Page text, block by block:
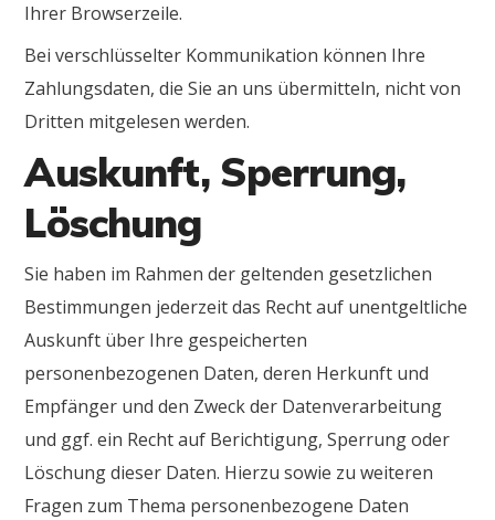
Ihrer Browserzeile.
Bei verschlüsselter Kommunikation können Ihre
Zahlungsdaten, die Sie an uns übermitteln, nicht von
Dritten mitgelesen werden.
Auskunft, Sperrung,
Löschung
Sie haben im Rahmen der geltenden gesetzlichen
Bestimmungen jederzeit das Recht auf unentgeltliche
Auskunft über Ihre gespeicherten
personenbezogenen Daten, deren Herkunft und
Empfänger und den Zweck der Datenverarbeitung
und ggf. ein Recht auf Berichtigung, Sperrung oder
Löschung dieser Daten. Hierzu sowie zu weiteren
Fragen zum Thema personenbezogene Daten